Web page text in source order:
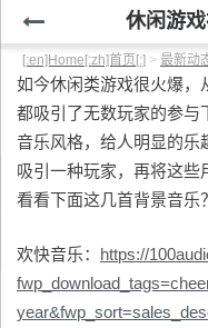
休闲游
[:en]Home[:zh]首页[:] > 最新动
如今休闲类游戏很火爆，
都吸引了无数玩家的参与
音乐风格，给人明显的乐
吸引一种玩家，再将这
看看下面这几首背景音乐
欢快音乐： https://